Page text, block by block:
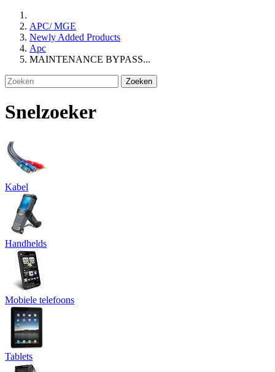
APC/ MGE
Newly Added Products
Apc
MAINTENANCE BYPASS...
Zoeken
Snelzoeker
Kabel
Handhelds
Mobiele telefoons
Tablets